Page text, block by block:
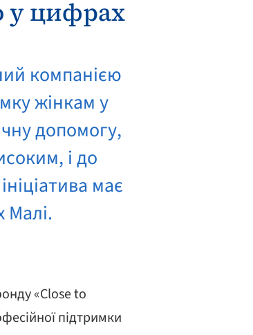
у цифрах
компанією
жінкам у
допомогу,
і до
має
Малі.
«Close to
підтримки